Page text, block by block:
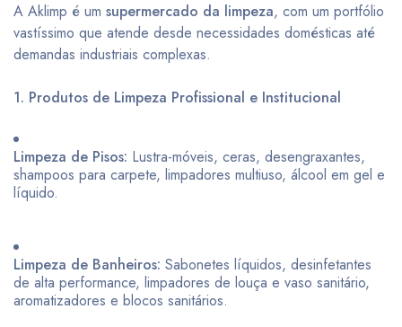
A Aklimp é um supermercado da limpeza, com um portfólio
vastíssimo que atende desde necessidades domésticas até
demandas industriais complexas.
1. Produtos de Limpeza Profissional e Institucional
Limpeza de Pisos: Lustra-móveis, ceras, desengraxantes,
shampoos para carpete, limpadores multiuso, álcool em gel e
líquido.
Limpeza de Banheiros: Sabonetes líquidos, desinfetantes
de alta performance, limpadores de louça e vaso sanitário,
aromatizadores e blocos sanitários.